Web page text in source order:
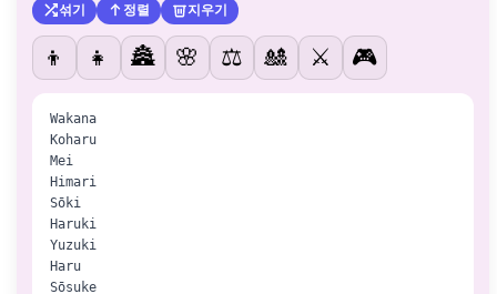
섞기 정렬 지우기
👦 👧 🏯 🌸 ⚖️ 🎎 ⚔️ 🎮